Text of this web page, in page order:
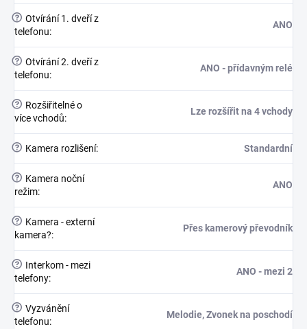
? Otvírání 1. dveří z
telefonu:
ANO
? Otvírání 2. dveří z
telefonu:
ANO - přídavným relé
?
Rozšiřitelné o
více vchodů:
Lze rozšířit na 4 vchody
? Kamera rozlišení: Standardní
?
Kamera noční
režim:
ANO
?
Kamera - externí
kamera?:
Přes kamerový převodník
?
Interkom - mezi
telefony:
ANO - mezi 2
? Vyzvánění
telefonu:
Melodie, Zvonek na poschodí